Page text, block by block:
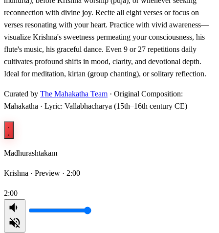
reconnection with divine joy. Recite all eight verses or focus on
verses resonating with your heart. Practice with vivid awareness—
visualize Krishna's sweetness permeating your consciousness, his
flute's music, his graceful dance. Even 9 or 27 repetitions daily
cultivates profound shifts in mood, clarity, and devotional depth.
Ideal for meditation, kirtan (group chanting), or solitary reflection.
Curated by The Mahakatha Team · Original Composition:
Mahakatha · Lyric: Vallabhacharya (15th–16th century CE)
Madhurashtakam
Krishna · Preview · 2:00
2:00